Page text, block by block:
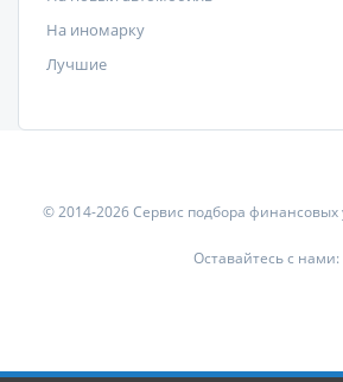
На иномарку
Лучшие
© 2014-2026 Сервис подбора финансовых
Оставайтесь с нами: